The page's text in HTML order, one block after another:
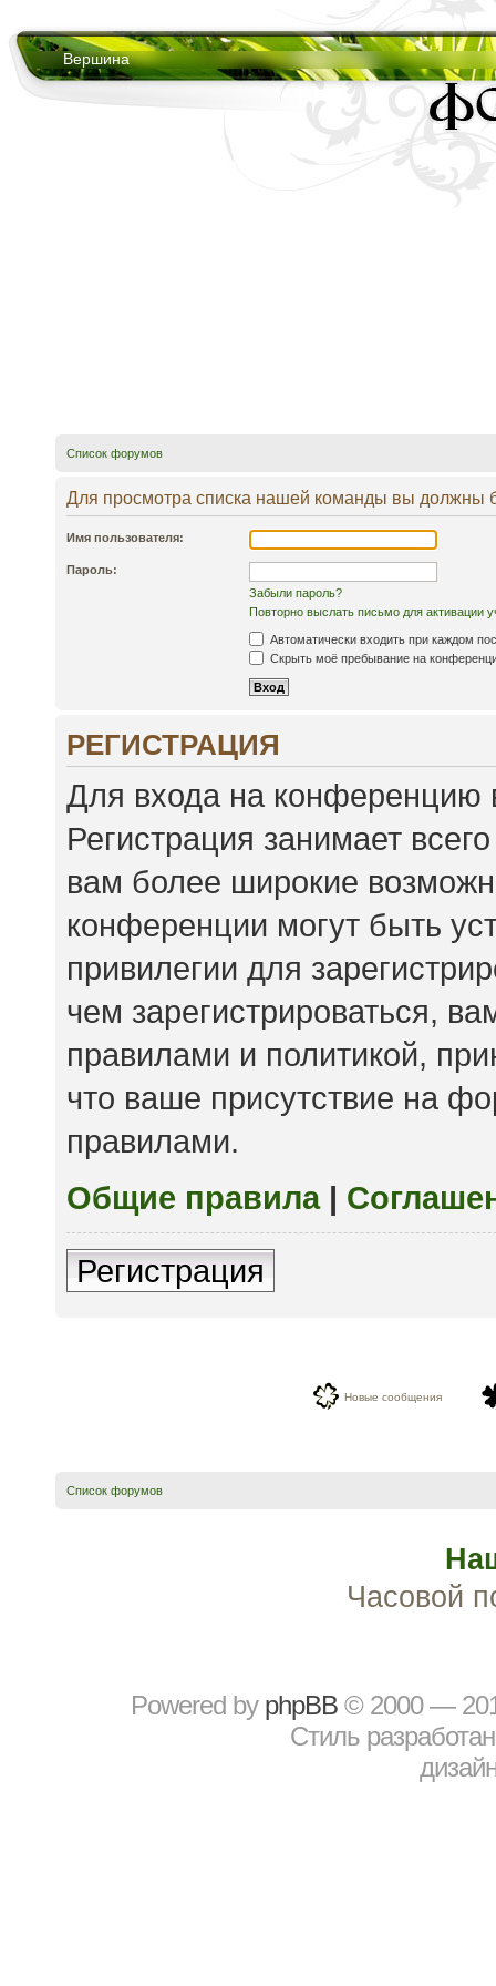
Вершина
Список форумов
Для просмотра списка нашей команды вы должны
Имя пользователя:
Пароль:
Забыли пароль?
Повторно выслать письмо для активации
Автоматически входить при каждом
Скрыть моё пребывание на
РЕГИСТРАЦИЯ
Для входа на конференцию
Регистрация занимает
вам более широкие
конференции могут быть
привилегии для
чем зарегистрироваться,
правилами и политикой,
что ваше присутствие на
правилами.
Общие правила|
Регистрация
Новые сообщения
Список форумов
Часовой
Powered by рhрBВ © 2000 —
Стиль